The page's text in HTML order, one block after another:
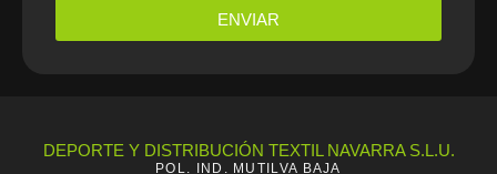
ENVIAR
DEPORTE Y DISTRIBUCIÓN TEXTIL NAVARRA S.L.U.
POL. IND. MUTILVA BAJA